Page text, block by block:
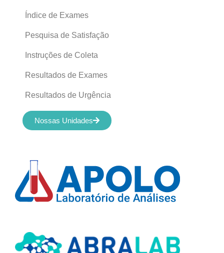
Índice de Exames
Pesquisa de Satisfação
Instruções de Coleta
Resultados de Exames
Resultados de Urgência
Nossas Unidades